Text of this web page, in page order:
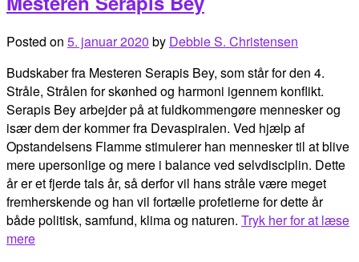
Posted on 5. januar 2020 by Debbie S. Christensen
Budskaber fra Mesteren Serapis Bey, som står for den 4.
Stråle, Strålen for skønhed og harmoni igennem konflikt.
Serapis Bey arbejder på at fuldkommengøre mennesker og
især dem der kommer fra Devaspiralen. Ved hjælp af
Opstandelsens Flamme stimulerer han mennesker til at blive
mere upersonlige og mere i balance ved selvdisciplin. Dette
år er et fjerde tals år, så derfor vil hans stråle være meget
fremherskende og han vil fortælle profetierne for dette år
både politisk, samfund, klima og naturen. Tryk her for at læse
mere